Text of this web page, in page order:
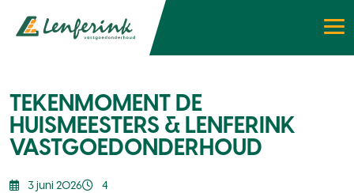
TEKENMOMENT DE
HUISMEESTERS & LENFERINK
VASTGOEDONDERHOUD
3 juni 2026 4